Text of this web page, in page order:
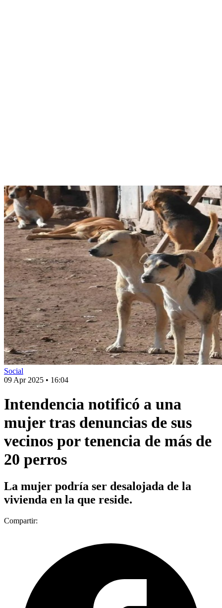
Social
09 Apr 2025 • 16:04
Intendencia notificó a una
mujer tras denuncias de sus
vecinos por tenencia de más de
20 perros
La mujer podría ser desalojada de la
vivienda en la que reside.
Compartir: